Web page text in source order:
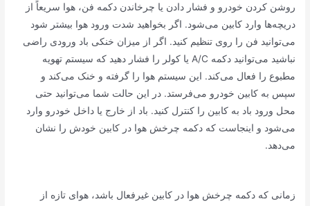
روشن کردن خودرو و فشار دادن یا چرخاندن دکمه فن، هوا سریعاً از
دریچه‌ها وارد کابین می‌شود. اگر بخواهید شدت ورود هوا بیشتر شود
می‌توانید فن را روی تنظیم کنید. اگر از میزان خنکی باد ورودی راضی
نباشید می‌توانید دکمه A/C یا کولر را فشار دهید که سیستم تهویه
مطبوع را فعال می‌کند. این سیستم هوا را گرفته و خنک می‌کند و
سپس به کابین خودرو می‌فرستد. در این حالت شما می‌توانید حتی
محل ورود باد به کابین را کنترل کنید. باد از خارج یا داخل خودرو وارد
می‌شود و اینجاست که دکمه چرخش هوا در کابین خودش را نشان
می‌دهد.
زمانی که دکمه چرخش هوا در کابین غیرفعال باشد، هوای تازه از